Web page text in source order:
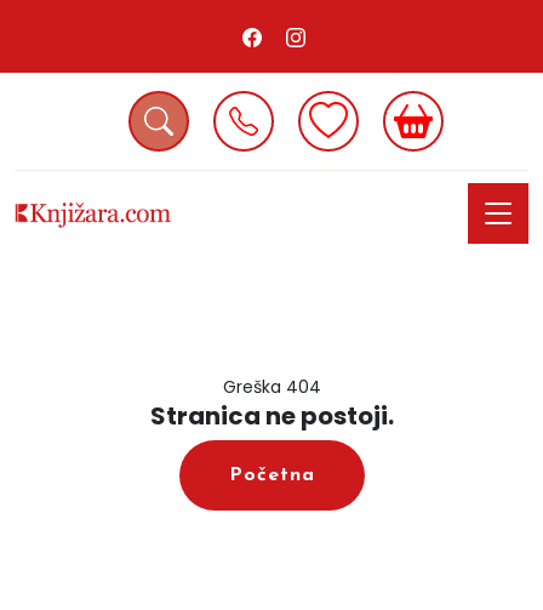
Greška 404
Stranica ne postoji.
Početna